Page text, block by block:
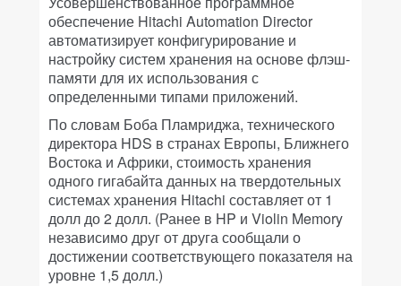
обеспечение Hitachi Automation Director
автоматизирует конфигурирование и
настройку систем хранения на основе флэш-
памяти для их использования с
определенными типами приложений.
По словам Боба Пламриджа, технического
директора HDS в странах Европы, Ближнего
Востока и Африки, стоимость хранения
одного гигабайта данных на твердотельных
системах хранения Hitachi составляет от 1
долл до 2 долл. (Ранее в HP и Violin Memory
независимо друг от друга сообщали о
достижении соответствующего показателя на
уровне 1,5 долл.)